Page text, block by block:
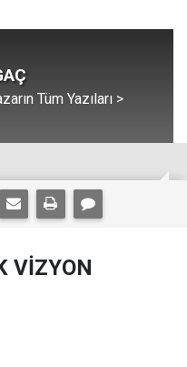
Tüm Yazıları >
VİZYON